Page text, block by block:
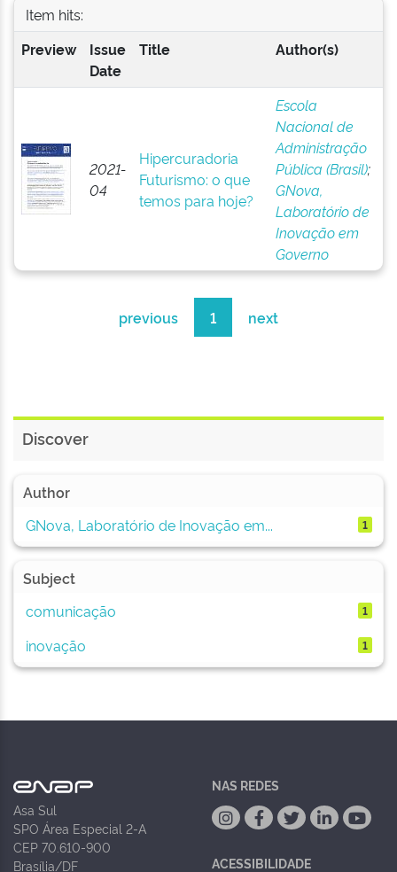
Item hits:
Preview
Issue
Date
Title Author(s)
2021-
04
Hipercuradoria
Futurismo: o que
temos para hoje?
Escola
Nacional de
Administração
Pública (Brasil);
GNova,
Laboratório de
Inovação em
Governo
previous 1 next
Discover
Author
GNova, Laboratório de Inovação em...
1
Subject
comunicação
1
inovação 1
Asa Sul
SPO Área Especial 2-A
CEP 70.610-900
Brasília/DF
NAS REDES
ACESSIBILIDADE